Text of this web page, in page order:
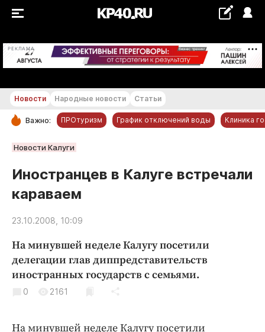
РЕКЛАМА +26...+27 °С
РУБРИКИ
Новости компаний
Статьи
Народные новости
Авто и транспорт
Благоустройство
Криминал
Культура
Образование
Новости Народные новости Статьи
Важно: ПРОтуризм График отключений воды Клиника
Новости Калуги
Иностранцев в Калуге встречали
караваем
23.10.2008, 10:09
На минувшей неделе Калугу посетили
делегации глав диппредставительств
иностранных государств с семьями.
0 2161
На минувшей неделе Калугу посетили